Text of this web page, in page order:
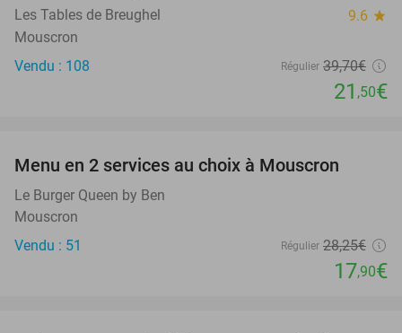
Les Tables de Breughel 9.6 star
Mouscron
Vendu : 108
Régulier 39,70€
21 ,50€
Menu en 2 services au choix à Mouscron
Le Burger Queen by Ben
Mouscron
Vendu : 51
Régulier 28,25€
17,90€